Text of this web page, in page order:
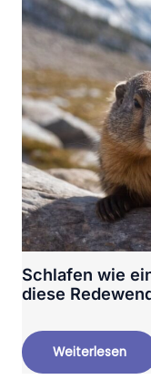
Schlafen wie
diese
Weiterlesen